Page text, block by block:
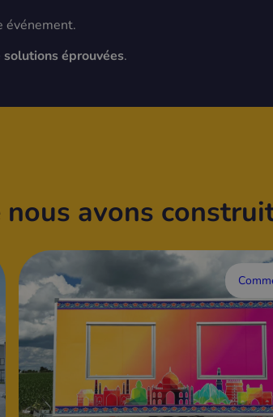
événement.
éprouvées.
avons